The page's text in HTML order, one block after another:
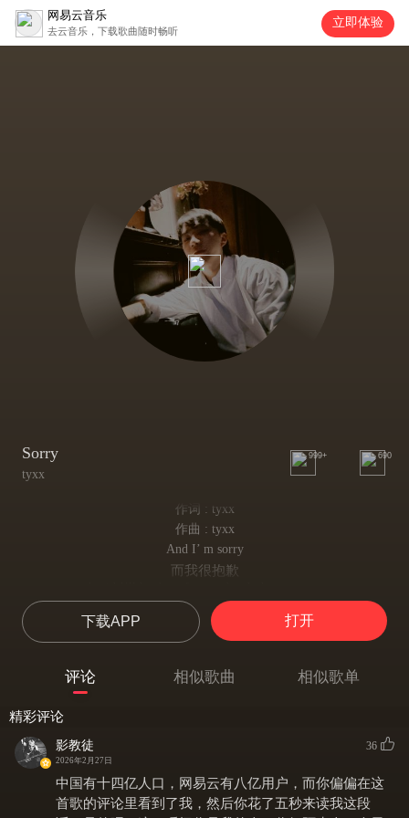
网易云音乐
去云音乐，下载歌曲随时畅听
立即体验
Sorry
tyxx
999+ 690
作词 : tyxx
作曲 : tyxx
And I’ m sorry
而我很抱歉
说过我会在你身边 却悄然失约
And I’m sorry
而我很抱歉
你知道我并非那个 能弥补一切的人
I know that you are trying cutting me some slack, baby but I tryna do the same thing
我知道你在试着宽容于我 而我也在试着同样的事
And I am sorry
而我很抱歉
下载APP 打开
评论 相似歌曲 相似歌单
精彩评论
影教徒
2026年2月27日
36
中国有十四亿人口，网易云有八亿用户，而你偏偏在这
首歌的评论里看到了我，然后你花了五秒来读我这段